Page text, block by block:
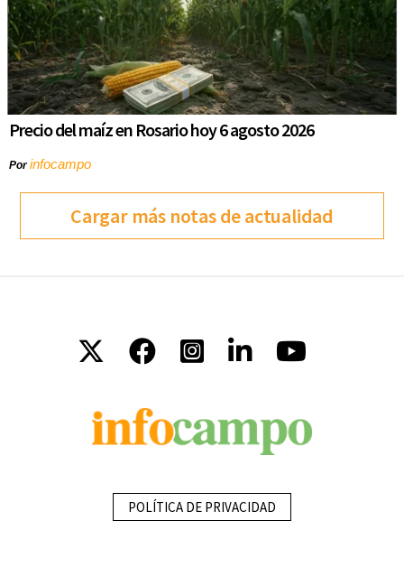
Precio del maíz en Rosario hoy 6 agosto 2026
Porinfocampo
Cargar más notas de actualidad
POLÍTICA DE PRIVACIDAD